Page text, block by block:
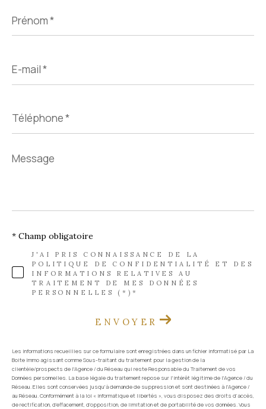
*
mail
*
*
Message
*
J'AI PRIS CONNAISSANCE DE LA
POLITIQUE DE CONFIDENTIALITÉ ET DES
INFORMATIONS RELATIVES AU
TRAITEMENT DE MES DONNÉES
PERSONNELLES (*)*
* Champ obligatoire
ENVOYER
Les informations recueillies sur ce formulaire sont enregistrées dans un fichier informatisé par La
Boite Immo agissant comme Sous-traitant du traitement pour la gestion de la
clientèle/prospects de l'Agence / du Réseau qui reste Responsable du Traitement de vos
Données personnelles. La base légale du traitement repose sur l'intérêt légitime de l'Agence / du
Réseau. Elles sont conservées jusqu'à demande de suppression et sont destinées à l'Agence /
au Réseau. Conformément à la loi « informatique et libertés », vous disposez des droits d’accès,
de rectification, d’effacement, d’opposition, de limitation et de portabilité de vos données. Vous